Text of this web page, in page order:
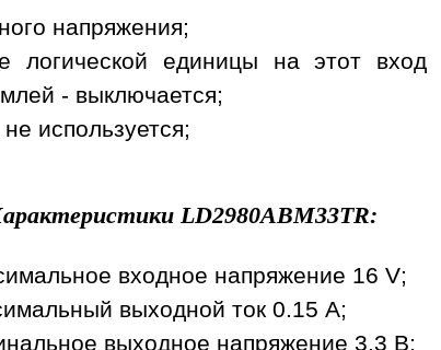
напряжения;
единицы на этот вход
- выключается;
используется;
LD2980ABM33TR:
входное напряжение 16 V;
выходной ток 0.15 A;
выходное напряжение 3.3 В;